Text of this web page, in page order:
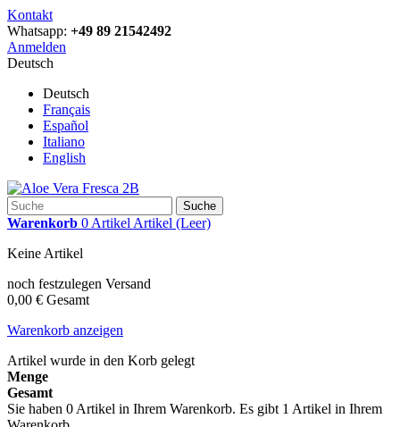
Kontakt
Whatsapp: +49 89 21542492
Anmelden
Deutsch
Deutsch
Français
Español
Italiano
English
Suche
Warenkorb 0 Artikel Artikel (Leer)
Keine Artikel
noch festzulegen Versand
0,00 € Gesamt
Warenkorb anzeigen
Artikel wurde in den Korb gelegt
Menge
Gesamt
Sie haben 0 Artikel in Ihrem Warenkorb. Es gibt 1 Artikel in Ihrem